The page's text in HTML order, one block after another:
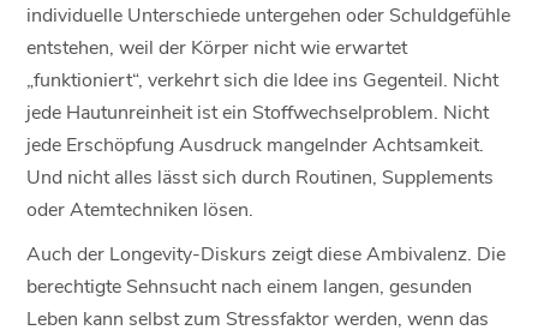
individuelle Unterschiede untergehen oder Schuldgefühle
entstehen, weil der Körper nicht wie erwartet
„funktioniert“, verkehrt sich die Idee ins Gegenteil. Nicht
jede Hautunreinheit ist ein Stoffwechselproblem. Nicht
jede Erschöpfung Ausdruck mangelnder Achtsamkeit.
Und nicht alles lässt sich durch Routinen, Supplements
oder Atemtechniken lösen.
Auch der Longevity-Diskurs zeigt diese Ambivalenz. Die
berechtigte Sehnsucht nach einem langen, gesunden
Leben kann selbst zum Stressfaktor werden, wenn das